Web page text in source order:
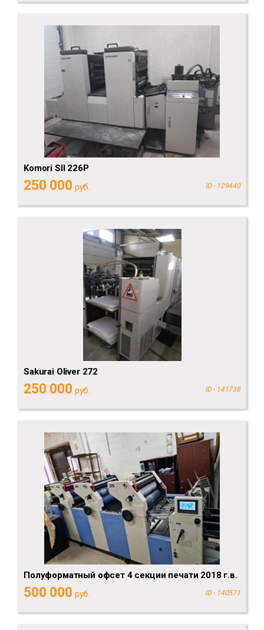
Komori SII 226P
250 000 руб. ID - 129440
Sakurai Oliver 272
250 000 руб. ID - 141738
Полуформатный офсет 4 секции печати 2018 г.в.
500 000 руб. ID - 140571